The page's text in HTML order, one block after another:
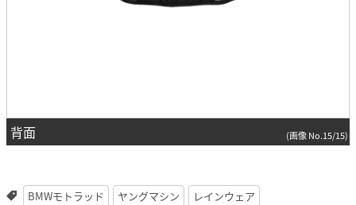
背面 (画像 No.15/15)
BMWモトラッド ヤングマシン レインウェア